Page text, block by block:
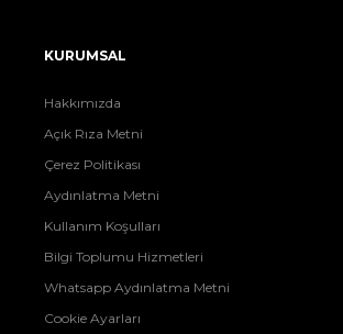
KURUMSAL
Hakkımızda
Açık Rıza Metni
Çerez Politikası
Aydınlatma Metni
Kullanım Koşulları
Bilgi Toplumu Hizmetleri
Whatsapp Aydınlatma Metni
Cookie Ayarları